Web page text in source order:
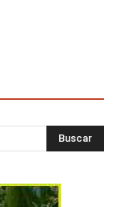
Buscar